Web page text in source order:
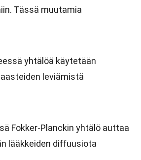
Tässä muutamia
yhtälöä käytetään
leviämistä
Fokker-Planckin yhtälö auttaa
lääkkeiden diffuusiota